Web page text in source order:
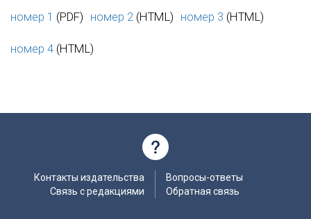
номер 1 (PDF) номер 2 (HTML) номер 3 (HTML)
номер 4 (HTML)
Контакты издательства
Связь с редакциями
Вопросы-ответы
Обратная связь